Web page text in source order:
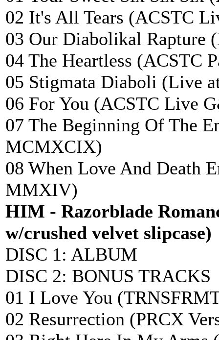
02 It's All Tears (ACSTC
03 Our Diabolikal Rapture
04 The Heartless (ACSTC
05 Stigmata Diaboli (Live
06 For You (ACSTC Live
07 The Beginning Of The
MCMXCIX)
08 When Love And Death
MMXIV)
HIM - Razorblade
w/crushed velvet slipcase)
DISC 1: ALBUM
DISC 2: BONUS TRACKS
01 I Love You
02 Resurrection (PRCX